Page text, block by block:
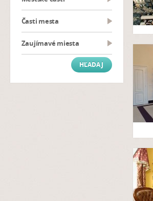
Časti mesta
Zaujímavé miesta